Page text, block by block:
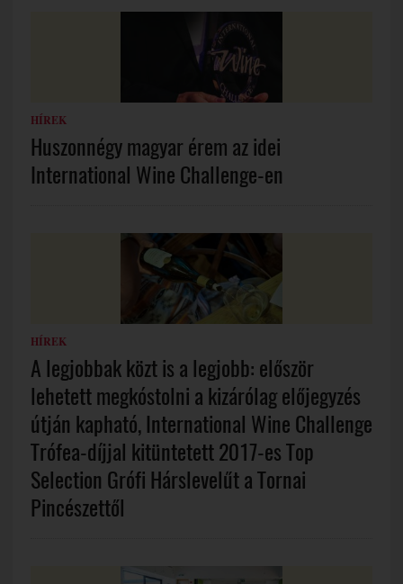
HÍREK
Huszonnégy magyar érem az idei
International Wine Challenge-en
HÍREK
A legjobbak közt is a legjobb: először
lehetett megkóstolni a kizárólag előjegyzés
útján kapható, International Wine Challenge
Trófea-díjjal kitüntetett 2017-es Top
Selection Grófi Hárslevelűt a Tornai
Pincészettől